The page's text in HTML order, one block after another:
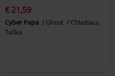
€ 21,59
Cyber Papa Ghost
Chladiaca
Taška